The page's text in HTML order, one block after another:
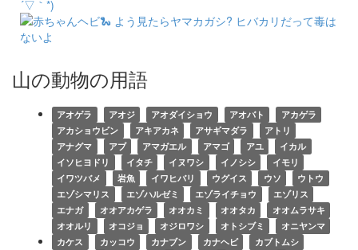
山の動物の用語
アオゲラ アオジ アオダイショウ アオバト
アカゲラ
アカショウビン
アキアカネ アサギマダラ
アトリ
アナグマ
アブ アマガエル アマゴ アユ
イカル
イソヒヨドリ
イタチ イヌワシ イノシシ
イモリ
イワツバメ
岩魚 イワヒバリ ウグイス ウソ
ウトウ
エゾシマリス
エゾハルゼミ エゾライチョウ
エゾリス
エナガ
オオアカゲラ オオカミ オオタカ
オオムラサキ
オオルリ
オコジョ オジロワシ オトシブミ
オニヤンマ
カケス
カッコウ カナブン カナヘビ
カブトムシ